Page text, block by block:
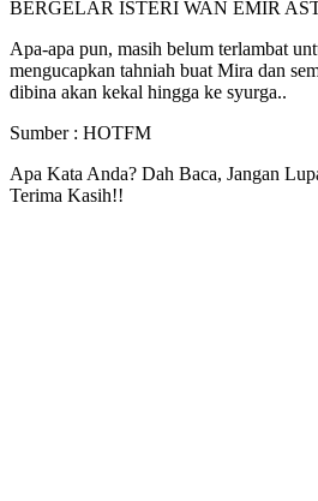
Apa-apa pun, masih belum terlambat
mengucapkan tahniah buat Mira dan
dibina akan kekal hingga ke syurga..
Sumber : HOTFM
Apa Kata Anda? Dah Baca, Jangan
Terima Kasih!!